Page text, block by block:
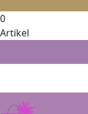
0
Artikel